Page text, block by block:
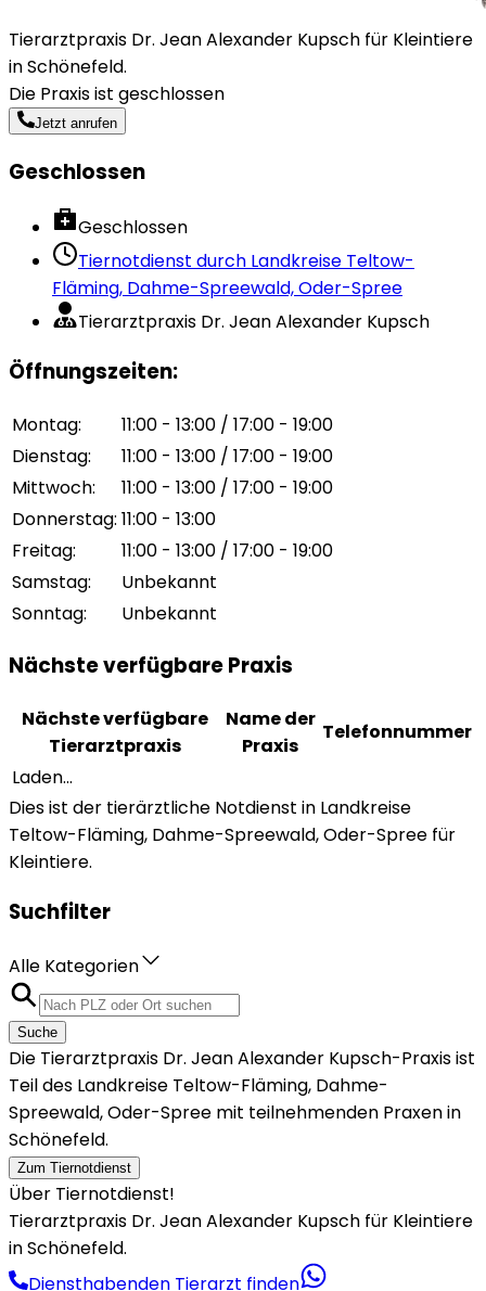
Tierarztpraxis Dr. Jean Alexander Kupsch für Kleintiere
in Schönefeld.
Die Praxis ist geschlossen
Jetzt anrufen
Geschlossen
Geschlossen
Tiernotdienst durch Landkreise Teltow-
Fläming, Dahme-Spreewald, Oder-Spree
Tierarztpraxis Dr. Jean Alexander Kupsch
Öffnungszeiten:
Montag:
11:00 - 13:00 / 17:00 - 19:00
Dienstag:
11:00 - 13:00 / 17:00 - 19:00
Mittwoch:
11:00 - 13:00 / 17:00 - 19:00
Donnerstag: 11:00 - 13:00
Freitag:
11:00 - 13:00 / 17:00 - 19:00
Samstag:
Unbekannt
Sonntag: Unbekannt
Nächste verfügbare Praxis
Nächste verfügbare
Tierarztpraxis
Name der
Praxis
Telefonnummer
Laden...
Dies ist der tierärztliche Notdienst in Landkreise
Teltow-Fläming, Dahme-Spreewald, Oder-Spree für
Kleintiere.
Suchfilter
Alle Kategorien
Suche
Die Tierarztpraxis Dr. Jean Alexander Kupsch-Praxis ist
Teil des Landkreise Teltow-Fläming, Dahme-
Spreewald, Oder-Spree mit teilnehmenden Praxen in
Schönefeld.
Zum Tiernotdienst
Über Tiernotdienst!
Tierarztpraxis Dr. Jean Alexander Kupsch für Kleintiere
in Schönefeld.
Diensthabenden Tierarzt finden